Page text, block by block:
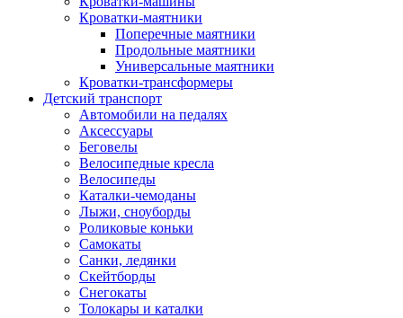
Кроватки-маятники
Поперечные маятники
Продольные маятники
Универсальные маятники
Кроватки-трансформеры
Детский транспорт
Автомобили на педалях
Аксессуары
Беговелы
Велосипедные кресла
Велосипеды
Каталки-чемоданы
Лыжи, сноуборды
Роликовые коньки
Самокаты
Санки, ледянки
Скейтборды
Снегокаты
Толокары и каталки